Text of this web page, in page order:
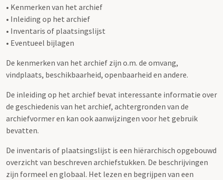
• Kenmerken van het archief
• Inleiding op het archief
• Inventaris of plaatsingslijst
• Eventueel bijlagen
De kenmerken van het archief zijn o.m. de omvang,
vindplaats, beschikbaarheid, openbaarheid en andere.
De inleiding op het archief bevat interessante informatie over
de geschiedenis van het archief, achtergronden van de
archiefvormer en kan ook aanwijzingen voor het gebruik
bevatten.
De inventaris of plaatsingslijst is een hiërarchisch opgebouwd
overzicht van beschreven archiefstukken. De beschrijvingen
zijn formeel en globaal. Het lezen en begrijpen van een